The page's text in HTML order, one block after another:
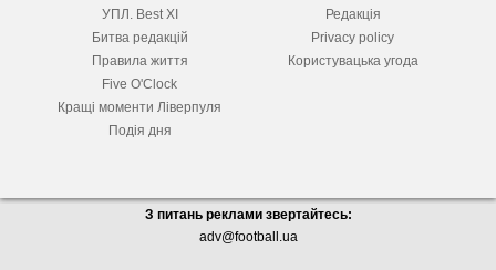
УПЛ. Best XІ
Битва редакцій
Правила життя
Five O'Clock
Кращі моменти Ліверпуля
Подія дня
Редакція
Privacy policy
Користувацька угода
З питань реклами звертайтесь:
adv@football.ua